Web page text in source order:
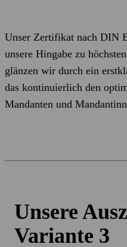
Unser Zertifikat nach DIN
unsere Hingabe zu
glänzen wir durch ein
das kontinuierlich den
Mandanten und
Unsere
Variante 3